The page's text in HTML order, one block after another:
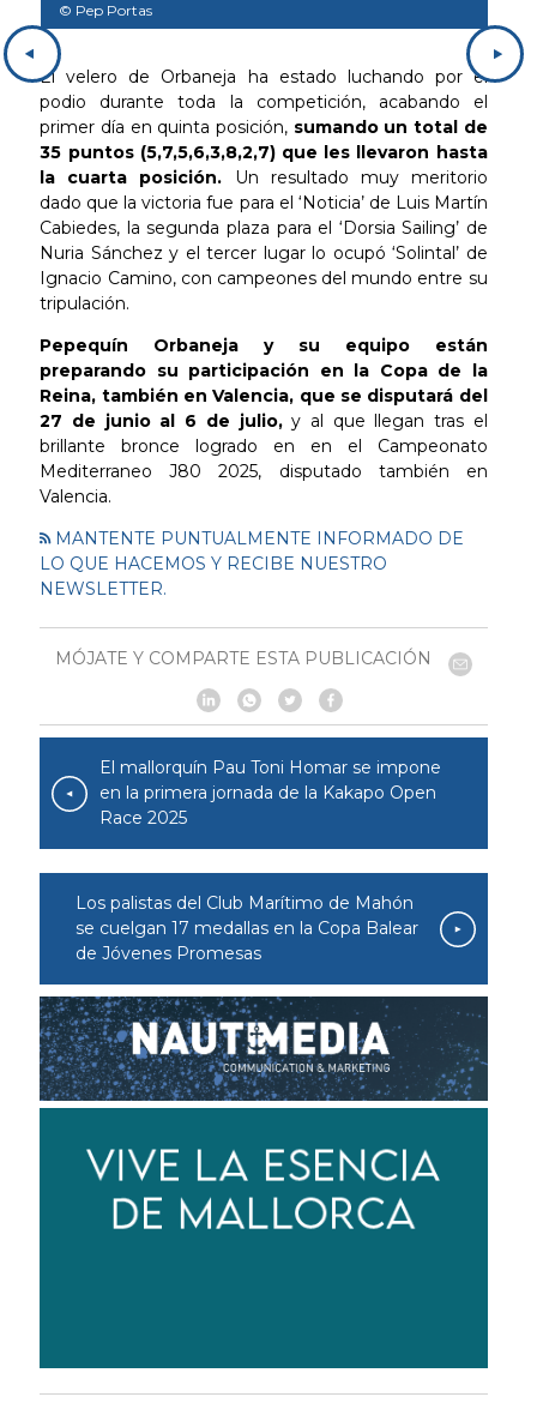
© Pep Portas
El velero de Orbaneja ha estado luchando por el
podio durante toda la competición, acabando el
primer día en quinta posición, sumando un total de
35 puntos (5,7,5,6,3,8,2,7) que les llevaron hasta
la cuarta posición. Un resultado muy meritorio
dado que la victoria fue para el ‘Noticia’ de Luis Martín
Cabiedes, la segunda plaza para el ‘Dorsia Sailing’ de
Nuria Sánchez y el tercer lugar lo ocupó ‘Solintal’ de
Ignacio Camino, con campeones del mundo entre su
tripulación.
Pepequín Orbaneja y su equipo están
preparando su participación en la Copa de la
Reina, también en Valencia, que se disputará del
27 de junio al 6 de julio,y al que llegan tras el
brillante bronce logrado en en el Campeonato
Mediterraneo J80 2025, disputado también en
Valencia.
MANTENTE PUNTUALMENTE INFORMADO DE
LO QUE HACEMOS Y RECIBE NUESTRO
NEWSLETTER.
MÓJATE Y COMPARTE ESTA PUBLICACIÓN
El mallorquín Pau Toni Homar se impone
en la primera jornada de la Kakapo Open
Race 2025
Los palistas del Club Marítimo de Mahón
se cuelgan 17 medallas en la Copa Balear
de Jóvenes Promesas